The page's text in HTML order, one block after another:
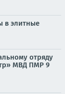
в элитные
отряду
МВД ПМР 9